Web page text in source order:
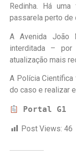
Redinha. Há
passarela perto de
A Avenida João
interditada –
atualização mais
A Polícia Científica
do caso e realizar
Portal G1
Post Views: 46